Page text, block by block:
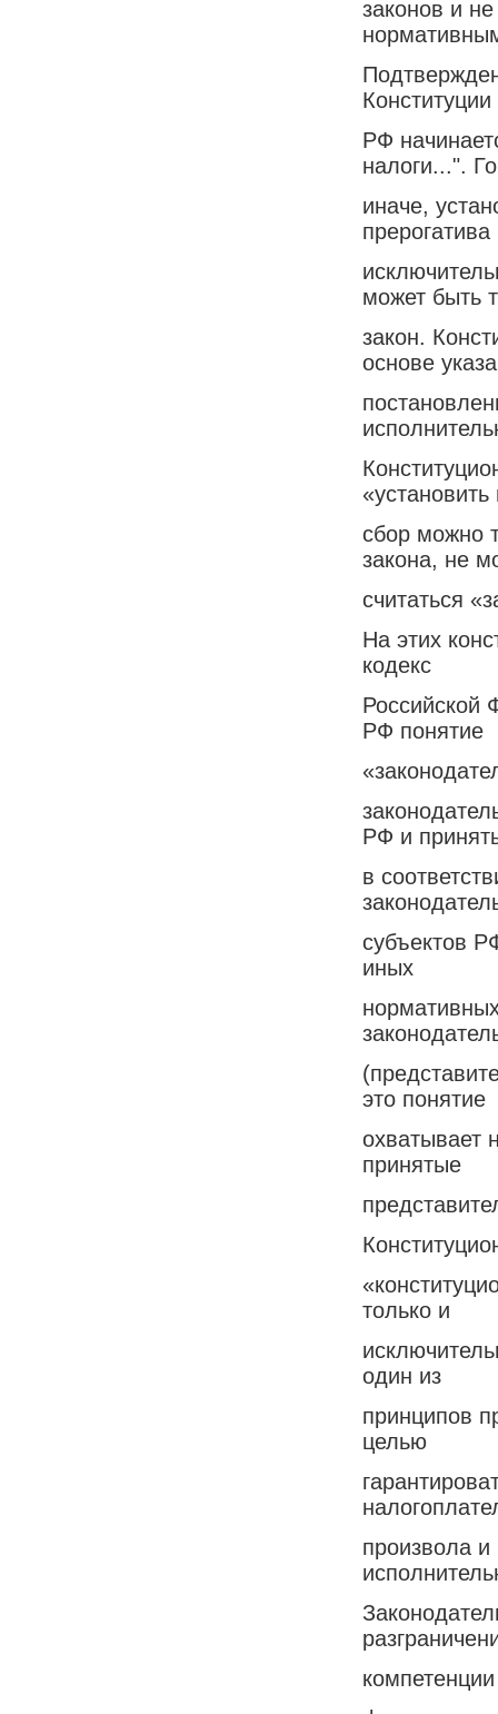
законов и
Конституции
РФ
налоги...".
иначе,
прерогатива
может быть
закон.
основе
сбор можно
закона, не
считаться
На этих
кодекс
Российской
РФ понятие
РФ и
в
субъектов
иных
это понятие
охватывает
принятые
только и
один из
принципов
целью
произвола и